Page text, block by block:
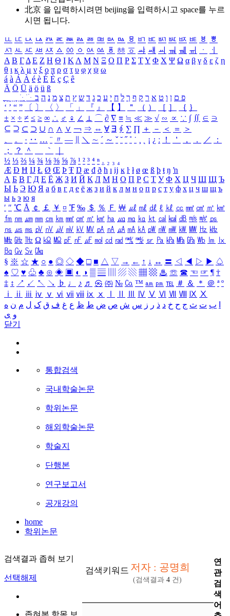
北京 을 입력하시려면 beijing을 입력하시고 space를 누르
시면 됩니다.
ㅥ ㅦ ㅧ ㅨ ㅩ ㅪ ㅫ ㅬ ㅭ ㅮ ㅯ ㅰ ㅱ ㅲ ㅳ ㅴ ㅵ ㅶ ㅷ ㅸ
ㅹ
ㅺ ㅻ ㅼ ㅽ ㅾ ㅿ ㆀ ㆁ ㆂ ㆃ ㆄ ㆅ ㆆ ㆇ ㆈ ㆉ ㆊ ㆋ ㆌ ㆍ
ㆎ
Α Β ΓΔ Ε Ζ Η Θ Ι ΚΛ Μ Ν Ξ Ο Π Ρ Σ ΤΥ Φ Χ Ψ Ω α β γ δ ε ζ η
θ ι κ λ μ ν ξ ο π ρ σ τ υ φ χ ψ ω
á à Á À é è É È ç Ç ê
Ä Ö Ü ä ö ü ß
ִֶֹ ֻּ ׁׂ פ ם ן ו ט א ר ק ף ך ל ח י ע כ ג ד ש ץ ת צ מ נ ה ב
‘ ’ “ ” 〔 〕 〈 〉 「 」 『 』 【 】 ＂ （ ） ［ ］ ｛ ｝
± × ÷ ≠ ≤ ≥ ∞ ∴ ♂ ♀ ∠ ⊥ ⌒ ∂ ∇ ≡ ≒ ≪ ≫ √ ∽ ∝ ∵ ∫ ∬ ∈ ∋
⊆ ⊇ ⊂ ⊃ ∪ ∩ ∧ ∨ ￢ ⇒ ⇔ ∀ ∃ ∮ ∑ ∏ ＋ － ＜ ＝
＞
、
。 · ‥ … ¨ 〃 ― ＼ ∼ ´ ～ ˇ ˘ ˝ ˚ ˙ ¸ ¡ ¿ ː ！ ＇ ， ． ／
：
；
？ ＾ ｀
½ ⅓ ⅔ ¼ ¾ ⅛ ⅜ ⅝ ⅞ ¹ ² ³ ⁴ ⁿ ₁ ₂ ₃ ₄
Æ Ð Ħ Ĳ Ł Ø Œ Þ Ŧ Ŋ æ đ ð ħ ı ĳ ĸ ŀ ł ø œ ß þ ŧ ŋ ŉ
А Б В Г Д Е Ё Ж З И Й К Л М Н О П Р С Т У Ф Х Ц Ч Ш Щ Ъ
Ы Ь Э Ю Я а б в г д е ё ж з и й к л м н о п р с т у ф х ц ч ш щ ъ
ы ь э ю я
′ ″ ℃ Å ￠ ￡ ￥ ¤ ℉ ‰ ＄ ％ Ｆ ￦ ㎕ ㎖ ㎗ ℓ ㎘ ㏄ ㎣ ㎤ ㎥ ㎦
㎙ ㎚ ㎛ ㎜ ㎝ ㎞ ㎟ ㎠ ㎡ ㎢ ㏊ ㎍ ㎎ ㎏ ㏏ ㎈ ㎉ ㏈ ㎧ ㎨ ㎰
㎱ ㎲ ㎳ ㎴ ㎵ ㎶ ㎷ ㎸ ㎹ ㎀ ㎁ ㎂ ㎃ ㎄ ㎺ ㎻ ㎽ ㎾ ㎿ ㎐ ㎑
㎒ ㎓ ㎔ Ω ㏀ ㏁ ㎊ ㎋ ㎌ ㏖ ㏅ ㎭ ㎮ ㎯ ㏛ ㎩ ㎪ ㎫ ㎬ ㏝ ㏐
㏓
㏃ ㏉ ㏜ ㏆
§ ※ ☆ ★ ○ ● ◎ ◇ ◆ □ ■ △ ▽ → ← ↑ ↓ ↔ 〓 ◁ ◀ ▷ ▶ ♤
♠ ♡ ♥ ♧ ♣ ⊙ ◈ ▣ ◐ ◑ ▒ ▤ ▨ ▧ ▦ ▩ ♨ ☏ ☎ ☜ ☞ ¶ †
‡ ↕ ↗ ↙ ↖ ↘ ♭ ♩ ♪ ♬ ㉿ ㈜ № ㏇ ™ ㏂ ㏘ ℡ ＃ ＆ ＊ ＠ ª º
ⅰ
ⅱ ⅲ ⅳ ⅴ ⅵ ⅶ ⅷ ⅸ ⅹ Ⅳ Ⅴ Ⅵ Ⅶ Ⅷ Ⅸ Ⅹ
ب ت ث ج ح خ د ذ ر ز س ش ص ض ط ظ ع غ ف ق ک ل م ن ه
و ی
닫기
통합검색
국내학술논문
학위논문
해외학술논문
학술지
단행본
연구보고서
공개강의
home
학위논문
검색결과 좁혀 보기
선택해제
검색키워드 저자 : 공명희
(검색결과 4 건)
연
관
검
색
어